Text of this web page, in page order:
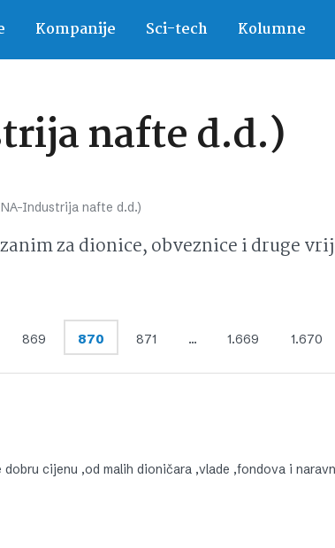
Kompanije Sci-tech Kolumne
nafte d.d.)
Industrija nafte d.d.)
za dionice, obveznice i druge
869 870 871 … 1.669 1.670
cijenu ,od malih dioničara ,vlade ,fondova i